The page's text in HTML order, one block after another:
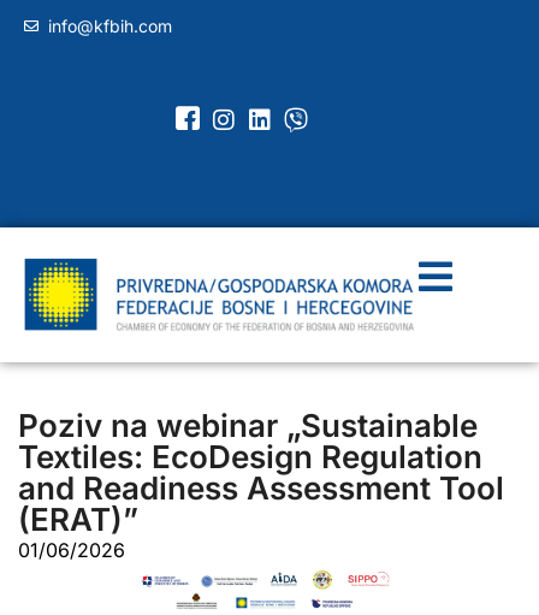
info@kfbih.com
Poziv na webinar „Sustainable
Textiles: EcoDesign Regulation
and Readiness Assessment Tool
(ERAT)”
01/06/2026